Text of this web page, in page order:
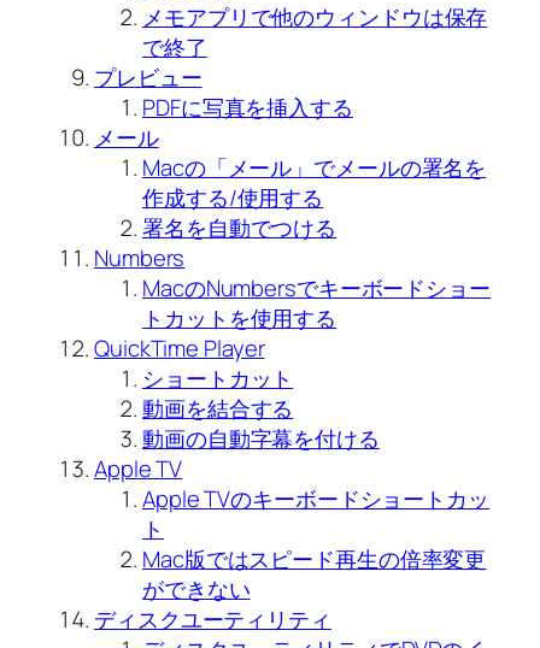
メモアプリで他のウィンドウは保存
で終了
プレビュー
PDFに写真を挿入する
メール
Macの「メール」でメールの署名を
作成する/使用する
署名を自動でつける
Numbers
MacのNumbersでキーボードショー
トカットを使用する
QuickTime Player
ショートカット
動画を結合する
動画の自動字幕を付ける
Apple TV
Apple TVのキーボードショートカッ
ト
Mac版ではスピード再生の倍率変更
ができない
ディスクユーティリティ